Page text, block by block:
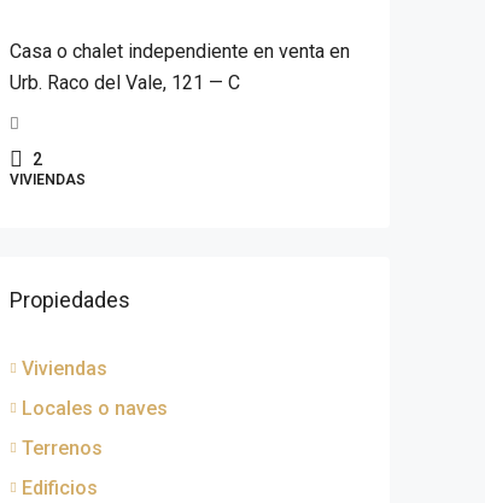
Casa o chalet independiente en venta en
Urb. Raco del Vale, 121 — C
2
VIVIENDAS
Propiedades
Viviendas
Locales o naves
Terrenos
Edificios